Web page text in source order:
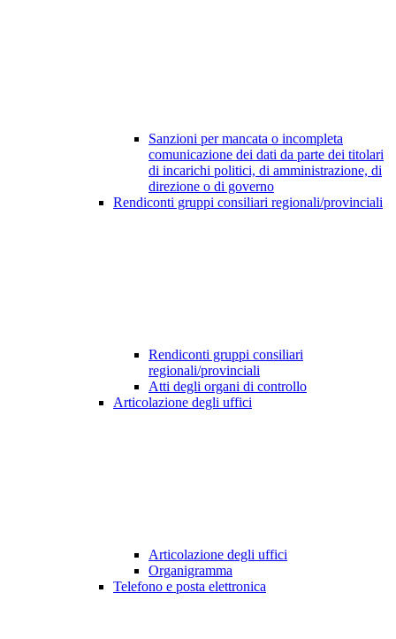
Sanzioni per mancata o incompleta
comunicazione dei dati da parte dei titolari
di incarichi politici, di amministrazione, di
direzione o di governo
Rendiconti gruppi consiliari regionali/provinciali
Rendiconti gruppi consiliari
regionali/provinciali
Atti degli organi di controllo
Articolazione degli uffici
Articolazione degli uffici
Organigramma
Telefono e posta elettronica